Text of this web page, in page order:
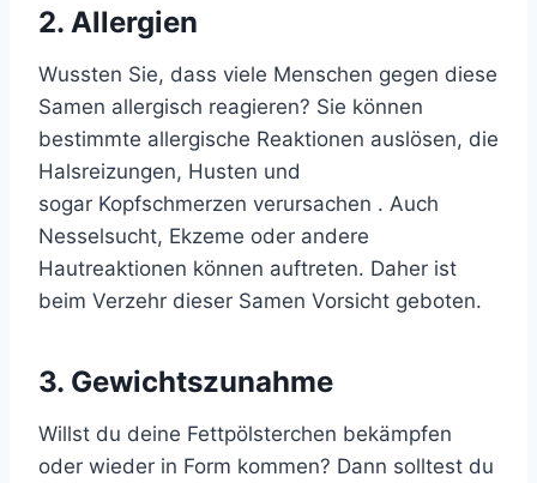
2. Allergien
Wussten Sie, dass viele Menschen gegen diese
Samen allergisch reagieren? Sie können
bestimmte allergische Reaktionen auslösen, die
Halsreizungen, Husten und
sogar Kopfschmerzen verursachen . Auch
Nesselsucht, Ekzeme oder andere
Hautreaktionen können auftreten. Daher ist
beim Verzehr dieser Samen Vorsicht geboten.
3. Gewichtszunahme
Willst du deine Fettpölsterchen bekämpfen
oder wieder in Form kommen? Dann solltest du